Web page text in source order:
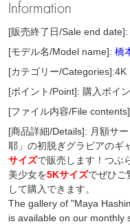
Information
[販売終了日/Sale end date]:
[モデル名/Model name]:橋
[カテゴリー/Categories]:4K
[ポイント/Point]: 購入ポイ
[ファイル内容/File
[商品詳細/Details]: 月額サ
耶」の初脱ぎグラビアのギ
サイズで販売します！つぶ
美少女を5Kサイズでぜひご
して購入できます。
The gallery of "Maya
is available on our monthly